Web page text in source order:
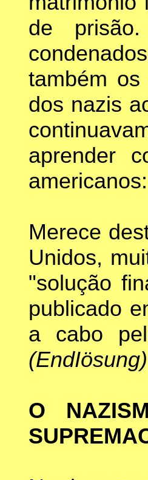
de
também
dos nazis
aprender
Merece
Unidos,
"solução
publicado
a cabo
(EndIösung)
O